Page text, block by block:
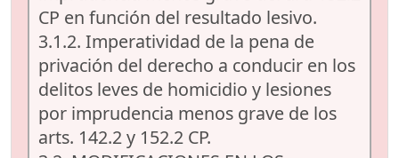
CP en función del resultado lesivo.
3.1.2. Imperatividad de la pena de
privación del derecho a conducir en los
delitos leves de homicidio y lesiones
por imprudencia menos grave de los
arts. 142.2 y 152.2 CP.